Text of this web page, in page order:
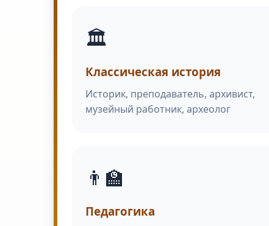
🏛️
Классическая история
Историк, преподаватель, архивист,
музейный работник, археолог
👨‍🏫
Педагогика